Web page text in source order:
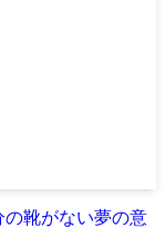
の靴がない夢の意